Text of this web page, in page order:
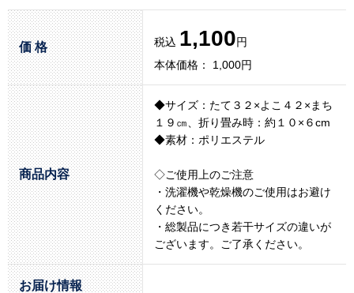
価 格 税込 1,100円
本体価格： 1,000円
商品内容
◆サイズ：たて３２×よこ４２×まち
１９㎝、折り畳み時：約１０×６cm
◆素材：ポリエステル
◇ご使用上のご注意
・洗濯機や乾燥機のご使用はお避け
ください。
・総製品につき若干サイズの違いが
ございます。ご了承ください。
お届け情報